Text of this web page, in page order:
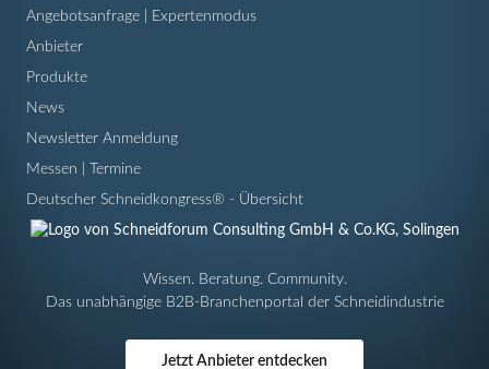
Angebotsanfrage | Expertenmodus
Anbieter
Produkte
News
Newsletter Anmeldung
Messen | Termine
Deutscher Schneidkongress® - Übersicht
Wissen. Beratung. Community.
Das unabhängige B2B-Branchenportal der Schneidindustrie
Jetzt Anbieter entdecken